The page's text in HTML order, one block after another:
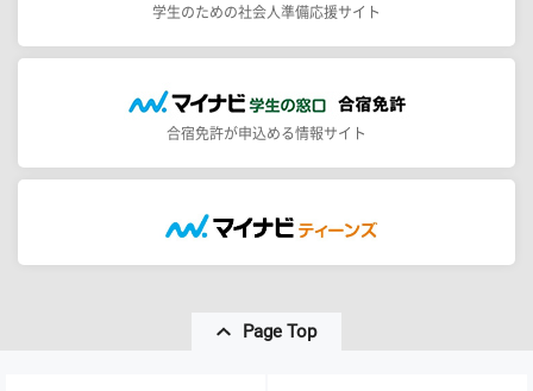
学生のための社会人準備応援サイト
合宿免許が申込める情報サイト
Page Top